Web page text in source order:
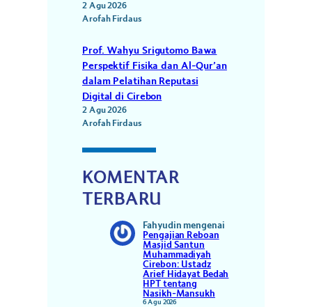
2 Agu 2026
Arofah Firdaus
Prof. Wahyu Srigutomo Bawa
Perspektif Fisika dan Al-Qur’an
dalam Pelatihan Reputasi
Digital di Cirebon
2 Agu 2026
Arofah Firdaus
KOMENTAR
TERBARU
Fahyudinmengenai
Pengajian Reboan
Masjid Santun
Muhammadiyah
Cirebon: Ustadz
Arief Hidayat Bedah
HPT tentang
Nasikh-Mansukh
6 Agu 2026